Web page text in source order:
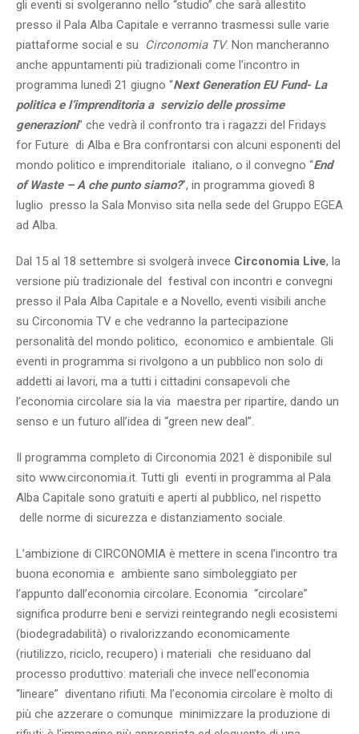
gli eventi si svolgeranno nello “studio” che sarà allestito
presso il Pala Alba Capitale e verranno trasmessi sulle varie
piattaforme social e su
Circonomia TV. Non mancheranno
anche appuntamenti più tradizionali come l’incontro in
programma lunedì 21 giugno “Next Generation EU Fund- La
politica e l’imprenditoria a servizio delle prossime
generazioni” che vedrà il confronto tra i ragazzi del Fridays
for Future di Alba e Bra confrontarsi con alcuni esponenti del
mondo politico e imprenditoriale italiano, o il convegno “End
of Waste – A che punto siamo?”, in programma giovedì 8
luglio presso la Sala Monviso sita nella sede del Gruppo EGEA
ad Alba.
Dal 15 al 18 settembre si svolgerà invece Circonomia Live, la
versione più tradizionale del festival con incontri e convegni
presso il Pala Alba Capitale e a Novello, eventi visibili anche
su Circonomia TV e che vedranno la partecipazione
personalità del mondo politico, economico e ambientale. Gli
eventi in programma si rivolgono a un pubblico non solo di
addetti ai lavori, ma a tutti i cittadini consapevoli che
l’economia circolare sia la via maestra per ripartire, dando un
senso e un futuro all’idea di “green new deal”.
Il programma completo di Circonomia 2021 è disponibile sul
sito www.circonomia.it. Tutti gli eventi in programma al Pala
Alba Capitale sono gratuiti e aperti al pubblico, nel rispetto
delle norme di sicurezza e distanziamento sociale.
L’ambizione di CIRCONOMIA è mettere in scena l’incontro tra
buona economia e ambiente sano simboleggiato per
l’appunto dall’economia circolare. Economia “circolare”
significa produrre beni e servizi reintegrando negli ecosistemi
(biodegradabilità) o rivalorizzando economicamente
(riutilizzo, riciclo, recupero) i materiali che residuano dal
processo produttivo: materiali che invece nell’economia
“lineare” diventano rifiuti. Ma l’economia circolare è molto di
più che azzerare o comunque minimizzare la produzione di